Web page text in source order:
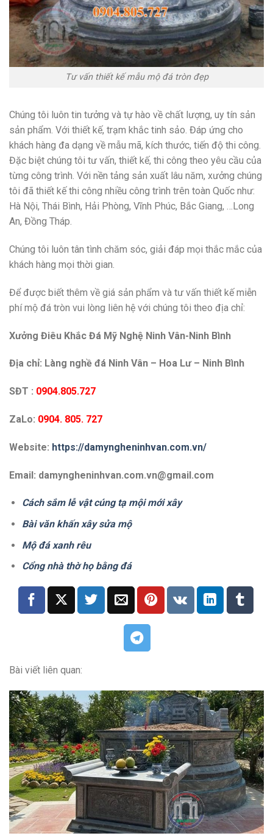
Tư vấn thiết kế mẫu mộ đá tròn đẹp
Chúng tôi luôn tin tưởng và tự hào về chất lượng, uy tín sản
sản phẩm. Với thiết kế, trạm khắc tinh sảo. Đáp ứng cho
khách hàng đa dạng về mẫu mã, kích thước, tiến độ thi công.
Đặc biệt chúng tôi tư vấn, thiết kế, thi công theo yêu cầu của
từng công trình. Với nền tảng sản xuất lâu năm, xưởng chúng
tôi đã thiết kế thi công nhiều công trình trên toàn Quốc như:
Hà Nội, Thái Bình, Hải Phòng, Vĩnh Phúc, Bắc Giang, …Long
An, Đồng Tháp.
Chúng tôi luôn tân tình chăm sóc, giải đáp mọi thắc mắc của
khách hàng mọi thời gian.
Để được biết thêm về giá sản phẩm và tư vấn thiết kế miễn
phí mộ đá tròn vui lòng liên hệ với chúng tôi theo địa chỉ:
Xưởng Điêu Khắc Đá Mỹ Nghệ Ninh Vân-Ninh Bình
Địa chỉ: Làng nghề đá Ninh Vân – Hoa Lư – Ninh Bình
SĐT : 0904.805.727
ZaLo: 0904. 805. 727
Website: https://damyngheninhvan.com.vn/
Email: damyngheninhvan.com.vn@gmail.com
Cách sắm lễ vật cúng tạ mội mới xây
Bài văn khấn xây sửa mộ
Mộ đá xanh rêu
Cổng nhà thờ họ bằng đá
Bài viết liên quan: